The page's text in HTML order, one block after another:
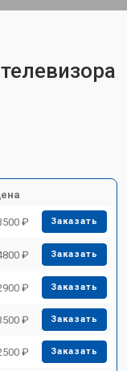
₽ Заказать
₽ Заказать
₽ Заказать
₽ Заказать
₽ Заказать